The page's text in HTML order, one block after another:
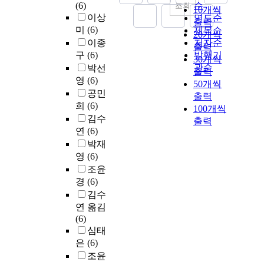
(6)
이상
미 (6)
이종
구 (6)
박선
영 (6)
공민
희 (6)
김수
연 (6)
박재
영 (6)
조윤
경 (6)
김수
연 옮김
(6)
심태
은 (6)
조윤
순
연도순
제목순
저자순
발행기
관순
10개씩
출력
20개씩
출력
30개씩
출력
50개씩
출력
100개씩
출력
조회